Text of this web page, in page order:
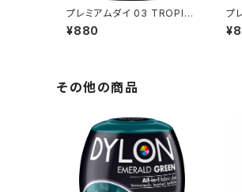
プレミアムダイ 03 TROPIC
AL GREEN
¥880
プ
その他の商品